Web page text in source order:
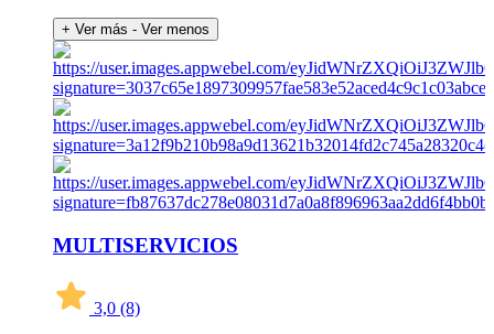
+ Ver más - Ver menos
MULTISERVICIOS
3,0 (8)